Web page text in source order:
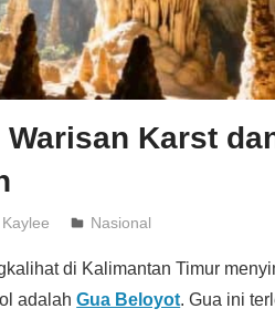
Karst
Kaylee Nasional
di Kalimantan Timur
adalahGua Beloyot. Gua ini